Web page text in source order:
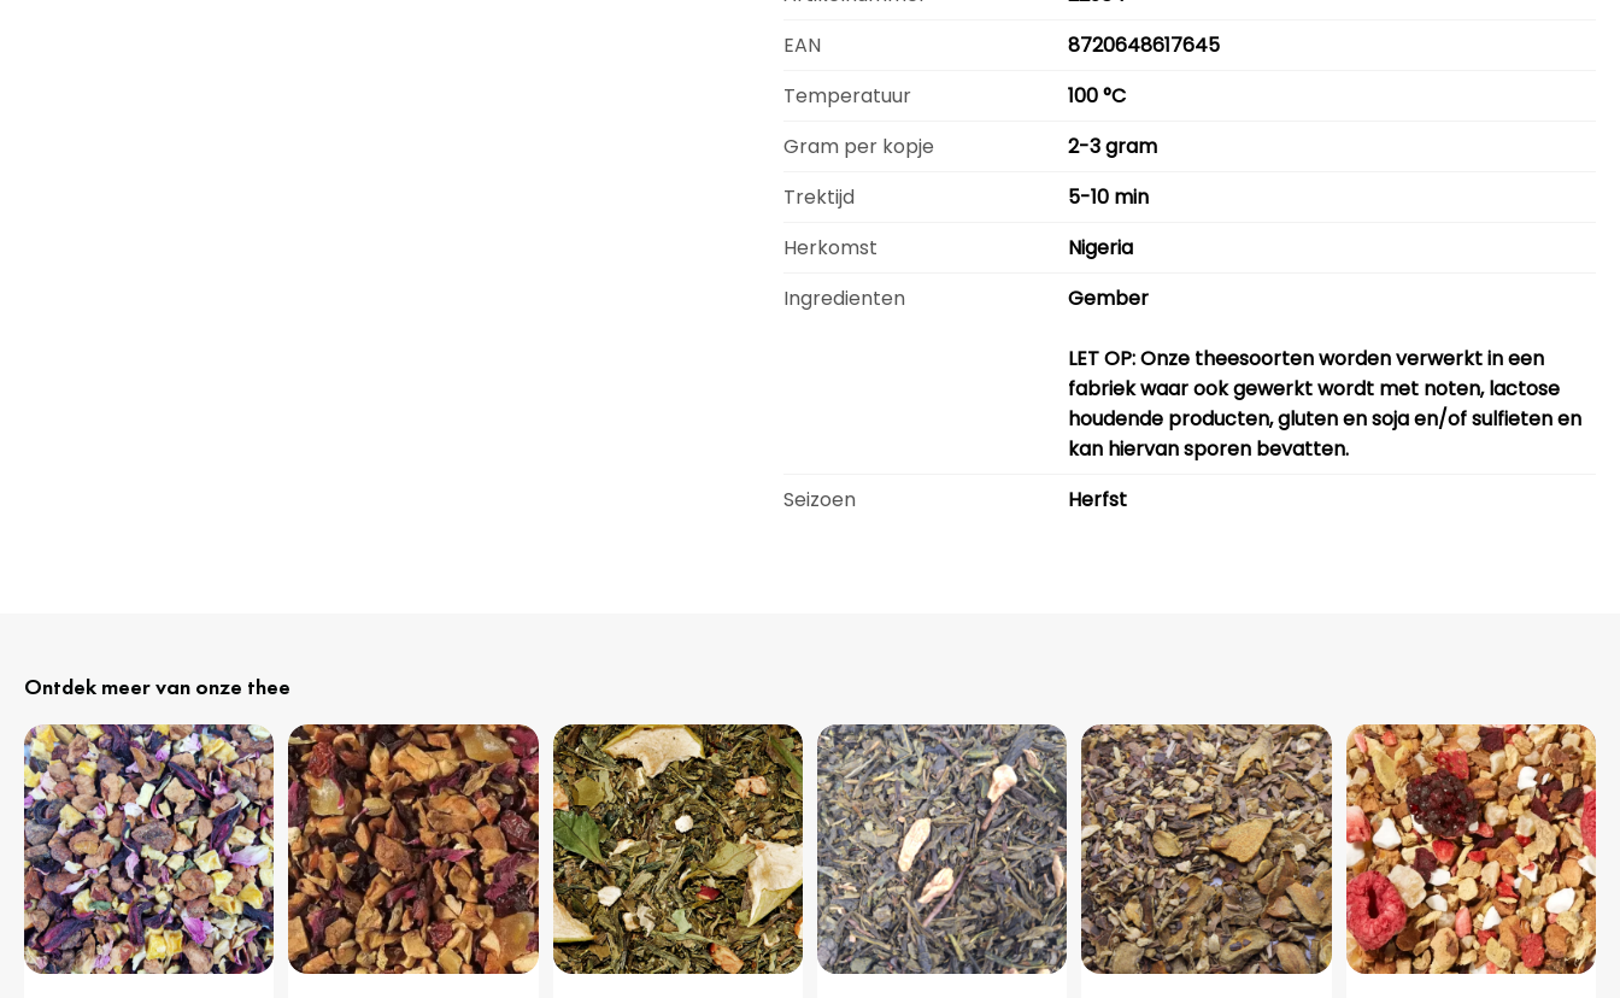
EAN
8720648617645
Temperatuur
100 °C
Gram per kopje
2-3 gram
Trektijd
5-10 min
Herkomst
Nigeria
Ingredienten
Gember
LET OP: Onze theesoorten worden verwerkt in een
fabriek waar ook gewerkt wordt met noten, lactose
houdende producten, gluten en soja en/of sulfieten en
kan hiervan sporen bevatten.
Seizoen
Herfst
Ontdek meer van onze thee